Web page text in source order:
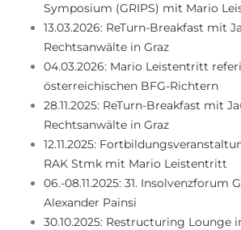
Symposium (GRIPS) mit Mario
13.03.2026: ReTurn-Breakfast mit
Rechtsanwälte in Graz
04.03.2026: Mario Leistentritt
österreichischen BFG-Richtern
28.11.2025: ReTurn-Breakfast mit
Rechtsanwälte in Graz
12.11.2025:
RAK Stmk mit Mario Leistentritt
06.-08.11.2025: 31. Insolvenzforum
Alexander Painsi
30.10.2025: Restructuring Lounge